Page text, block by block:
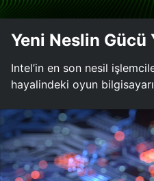
Yeni Neslin Gücü
Intel’in en son nesil
hayalindeki oyun